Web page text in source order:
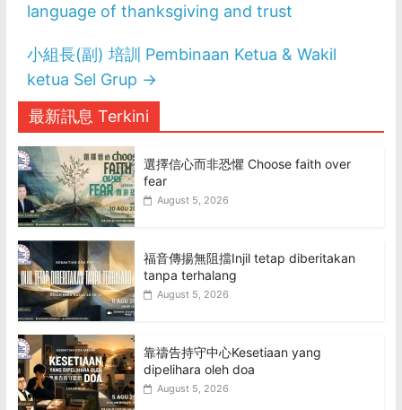
language of thanksgiving and trust
小組長(副) 培訓 Pembinaan Ketua & Wakil
ketua Sel Grup →
最新訊息 Terkini
選擇信心而非恐懼 Choose faith over
fear
August 5, 2026
福音傳揚無阻擋Injil tetap diberitakan
tanpa terhalang
August 5, 2026
靠禱告持守中心Kesetiaan yang
dipelihara oleh doa
August 5, 2026